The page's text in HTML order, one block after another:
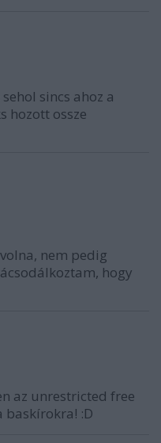
sincs ahoz a
hozott ossze
nem pedig
hogy
az unrestricted free
baskírokra! :D